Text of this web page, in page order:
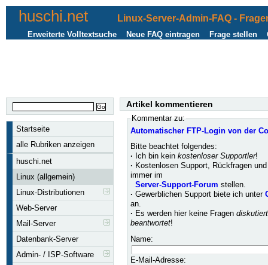
huschi.net Linux-Server-Admin-FAQ -
Frage stellen
Neue FAQ eintragen
Erweiterte Volltextsuche
Startseite
alle Rubriken anzeigen
huschi.net
Linux (allgemein)
Linux-Distributionen
Web-Server
Mail-Server
Datenbank-Server
Admin- / ISP-Software
Artikel kommentieren
Kommentar zu:
Automatischer FTP-Login von der
Bitte beachtet folgendes:
· Ich bin keinkostenloser Supportler!
· Kostenlosen Support, Rückfragen
immer im
Server-Support-Forum stellen.
· Gewerblichen Support biete ich unter
an.
· Es werden hier keine Fragendiskutiert
beantwortet!
Name:
E-Mail-Adresse: